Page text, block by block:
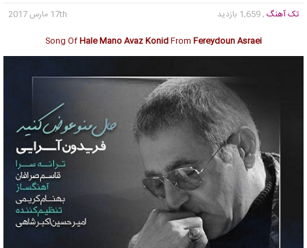
تک آهنگ , 1,659 بازدید
17th مارس 2017
Song OfHale Mano Avaz KonidFrom Fereydoun Asraei